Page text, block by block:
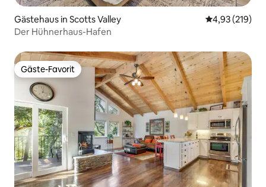
Gästehaus in Scotts Valley
4,93 (219)
Der Hühnerhaus-Hafen
Gäste-Favorit
Gäste-Favorit